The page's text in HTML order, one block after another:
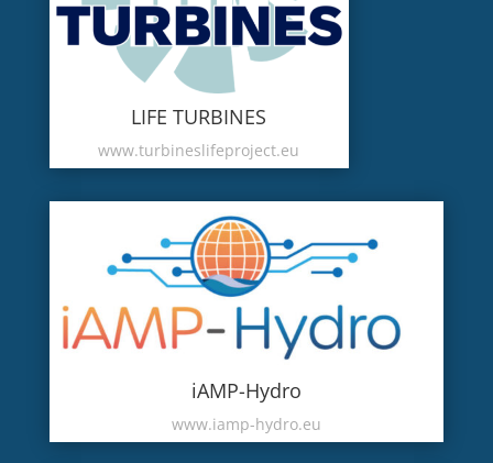
LIFE TURBINES
www.turbineslifeproject.eu
iAMP-Hydro
www.iamp-hydro.eu